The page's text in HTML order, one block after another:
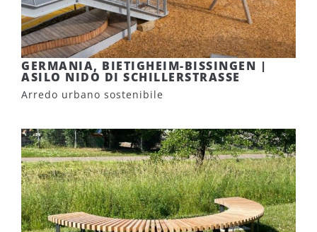
GERMANIA, BIETIGHEIM-BISSINGEN |
ASILO NIDO DI SCHILLERSTRASSE
Arredo urbano sostenibile